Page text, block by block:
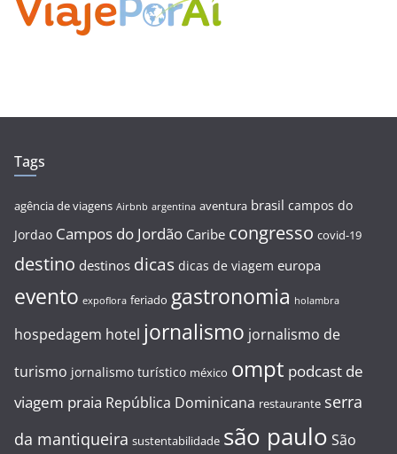
Tags
agência de viagens Airbnb argentina aventura brasil campos do
Jordao Campos do Jordão Caribe congresso covid-19
destino destinos dicas dicas de viagem europa
evento expoflora feriado gastronomia holambra
hospedagem hotel jornalismo jornalismo de
turismo jornalismo turístico méxico ompt podcast de
viagem praia República Dominicana restaurante serra
da mantiqueira sustentabilidade são paulo São